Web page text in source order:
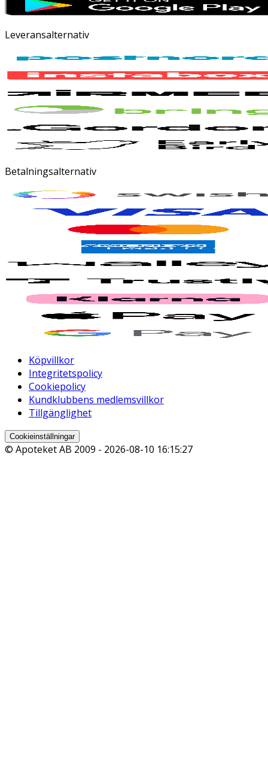
Leveransalternativ
Betalningsalternativ
Köpvillkor
Integritetspolicy
Cookiepolicy
Kundklubbens medlemsvillkor
Tillgänglighet
Cookieinställningar
© Apoteket AB 2009 - 2026-08-10 16:15:27